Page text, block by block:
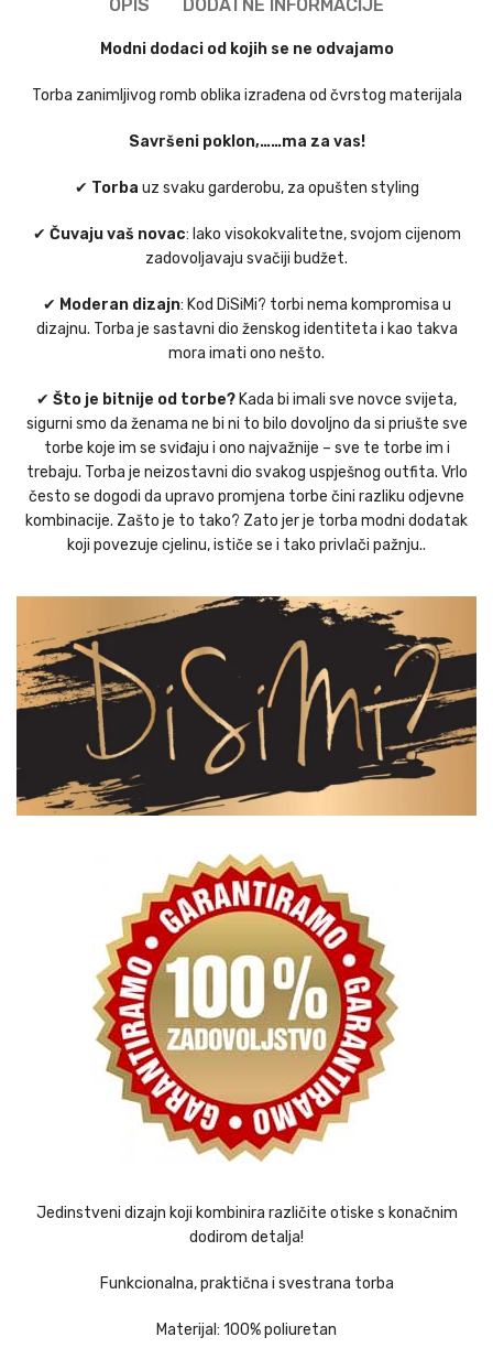
OPIS DODATNE INFORMACIJE
Modni dodaci od kojih se ne odvajamo
Torba zanimljivog romb oblika izrađena od čvrstog materijala
Savršeni poklon,……ma za vas!
✔ Torba uz svaku garderobu, za opušten styling
✔ Čuvaju vaš novac: Iako visokokvalitetne, svojom cijenom
zadovoljavaju svačiji budžet.
✔ Moderan dizajn: Kod DiSiMi? torbi nema kompromisa u
dizajnu. Torba je sastavni dio ženskog identiteta i kao takva
mora imati ono nešto.
✔ Što je bitnije od torbe? Kada bi imali sve novce svijeta,
sigurni smo da ženama ne bi ni to bilo dovoljno da si priušte sve
torbe koje im se sviđaju i ono najvažnije – sve te torbe im i
trebaju. Torba je neizostavni dio svakog uspješnog outfita. Vrlo
često se dogodi da upravo promjena torbe čini razliku odjevne
kombinacije. Zašto je to tako? Zato jer je torba modni dodatak
koji povezuje cjelinu, ističe se i tako privlači pažnju..
Jedinstveni dizajn koji kombinira različite otiske s konačnim
dodirom detalja!
Funkcionalna, praktična i svestrana torba
Materijal: 100% poliuretan